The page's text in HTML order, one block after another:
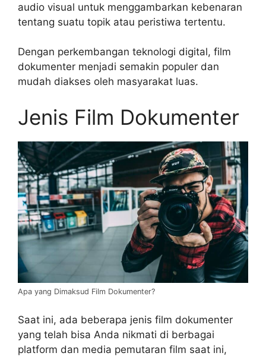
audio visual untuk menggambarkan kebenaran
tentang suatu topik atau peristiwa tertentu.
Dengan perkembangan teknologi digital, film
dokumenter menjadi semakin populer dan
mudah diakses oleh masyarakat luas.
Jenis Film Dokumenter
Apa yang Dimaksud Film Dokumenter?
Saat ini, ada beberapa jenis film dokumenter
yang telah bisa Anda nikmati di berbagai
platform dan media pemutaran film saat ini,